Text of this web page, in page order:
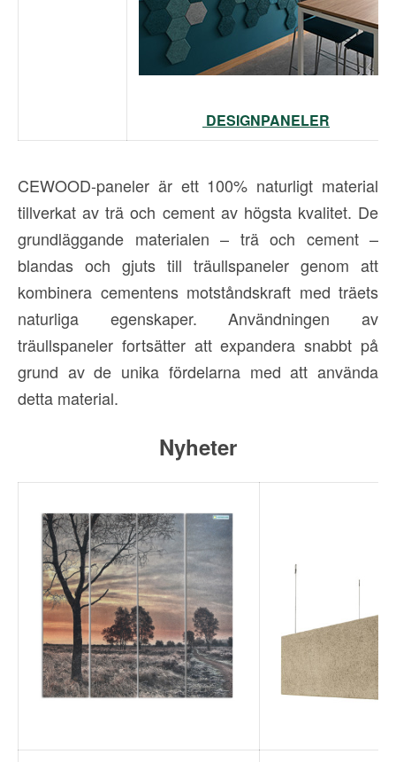
DESIGNPANELER
CEWOOD-paneler är ett 100% naturligt material
tillverkat av trä och cement av högsta kvalitet. De
grundläggande materialen – trä och cement –
blandas och gjuts till träullspaneler genom att
kombinera cementens motståndskraft med träets
naturliga egenskaper. Användningen av
träullspaneler fortsätter att expandera snabbt på
grund av de unika fördelarna med att använda
detta material.
Nyheter